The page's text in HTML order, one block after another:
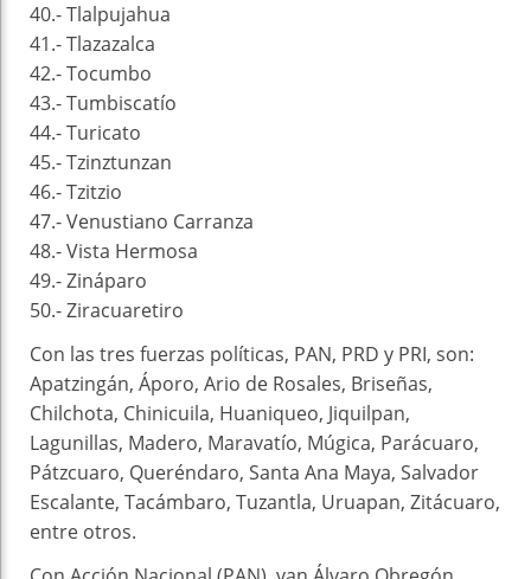
40.- Tlalpujahua
41.- Tlazazalca
42.- Tocumbo
43.- Tumbiscatío
44.- Turicato
45.- Tzinztunzan
46.- Tzitzio
47.- Venustiano Carranza
48.- Vista Hermosa
49.- Zináparo
50.- Ziracuaretiro
Con las tres fuerzas políticas, PAN, PRD y PRI, son:
Apatzingán, Áporo, Ario de Rosales, Briseñas,
Chilchota, Chinicuila, Huaniqueo, Jiquilpan,
Lagunillas, Madero, Maravatío, Múgica, Parácuaro,
Pátzcuaro, Queréndaro, Santa Ana Maya, Salvador
Escalante, Tacámbaro, Tuzantla, Uruapan, Zitácuaro,
entre otros.